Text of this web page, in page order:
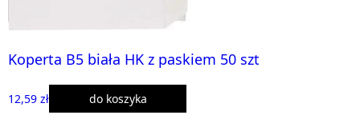
Koperta B5 biała HK z paskiem 50 szt
12,59 zł do koszyka